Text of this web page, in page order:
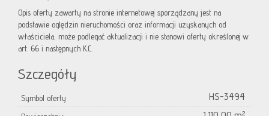
Opis oferty zawarty na stronie internetowej sporządzany jest na
podstawie oględzin nieruchomości oraz informacji uzyskanych od
właściciela, może podlegać aktualizacji i nie stanowi oferty określonej w
art. 66 i następnych K.C.
Szczegóły
Symbol oferty HS-3494